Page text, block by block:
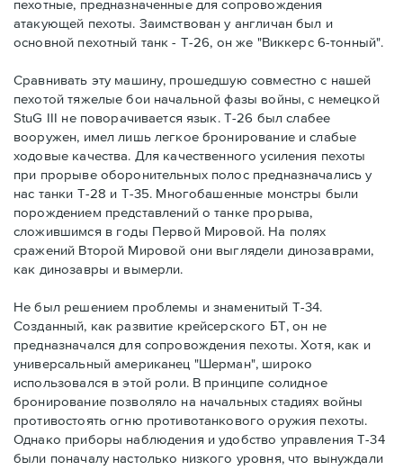
пехотные, предназначенные для сопровождения
атакующей пехоты. Заимствован у англичан был и
основной пехотный танк - Т-26, он же "Виккерс 6-тонный".
Сравнивать эту машину, прошедшую совместно с нашей
пехотой тяжелые бои начальной фазы войны, с немецкой
StuG III не поворачивается язык. Т-26 был слабее
вооружен, имел лишь легкое бронирование и слабые
ходовые качества. Для качественного усиления пехоты
при прорыве оборонительных полос предназначались у
нас танки Т-28 и Т-35. Многобашенные монстры были
порождением представлений о танке прорыва,
сложившимся в годы Первой Мировой. На полях
сражений Второй Мировой они выглядели динозаврами,
как динозавры и вымерли.
Не был решением проблемы и знаменитый Т-34.
Созданный, как развитие крейсерского БТ, он не
предназначался для сопровождения пехоты. Хотя, как и
универсальный американец "Шерман", широко
использовался в этой роли. В принципе солидное
бронирование позволяло на начальных стадиях войны
противостоять огню противотанкового оружия пехоты.
Однако приборы наблюдения и удобство управления Т-34
были поначалу настолько низкого уровня, что вынуждали